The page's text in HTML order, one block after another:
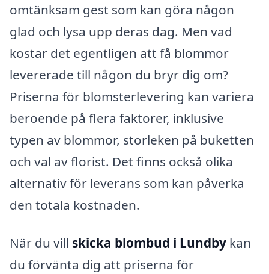
omtänksam gest som kan göra någon
glad och lysa upp deras dag. Men vad
kostar det egentligen att få blommor
levererade till någon du bryr dig om?
Priserna för blomsterlevering kan variera
beroende på flera faktorer, inklusive
typen av blommor, storleken på buketten
och val av florist. Det finns också olika
alternativ för leverans som kan påverka
den totala kostnaden.
När du vill skicka blombud i Lundby kan
du förvänta dig att priserna för